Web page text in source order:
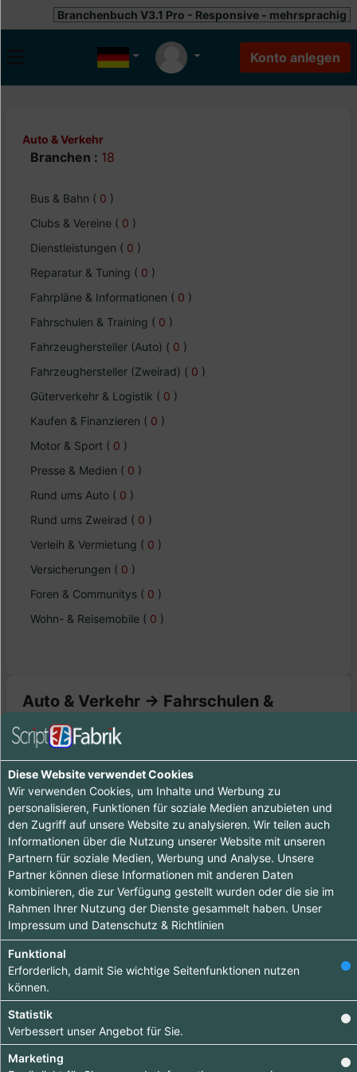
Branchenbuch V3.1 Pro - Responsive - mehrsprachig
Auto & Verkehr
Branchen : 18
Bus & Bahn ( 0 )
Clubs & Vereine ( 0 )
Dienstleistungen ( 0 )
Reparatur & Tuning ( 0 )
Fahrpläne & Informationen ( 0 )
Fahrschulen & Training ( 0 )
Fahrzeughersteller (Auto) ( 0 )
Fahrzeughersteller (Zweirad) ( 0 )
Güterverkehr & Logistik ( 0 )
Kaufen & Finanzieren ( 0 )
Motor & Sport ( 0 )
Presse & Medien ( 0 )
Rund ums Auto ( 0 )
Rund ums Zweirad ( 0 )
Verleih & Vermietung ( 0 )
Versicherungen ( 0 )
Foren & Communitys ( 0 )
Wohn- & Reisemobile ( 0 )
Auto & Verkehr -> Fahrschulen &
Training
Ooops - wenig zu sehen hier, komme doch später
nochmal vorbei :-)
Tipp ab 15.90 €
bringe deinen
Diese Website verwendet Cookies
Wir verwenden Cookies, um Inhalte und Werbung zu
personalisieren, Funktionen für soziale Medien anzubieten und
den Zugriff auf unsere Website zu analysieren. Wir teilen auch
Informationen über die Nutzung unserer Website mit unseren
Partnern für soziale Medien, Werbung und Analyse. Unsere
Partner können diese Informationen mit anderen Daten
kombinieren, die zur Verfügung gestellt wurden oder die sie im
Rahmen Ihrer Nutzung der Dienste gesammelt haben. Unser
Impressum und Datenschutz & Richtlinien
Funktional
Erforderlich, damit Sie wichtige Seitenfunktionen nutzen
können.
Statistik
Verbessert unser Angebot für Sie.
Marketing